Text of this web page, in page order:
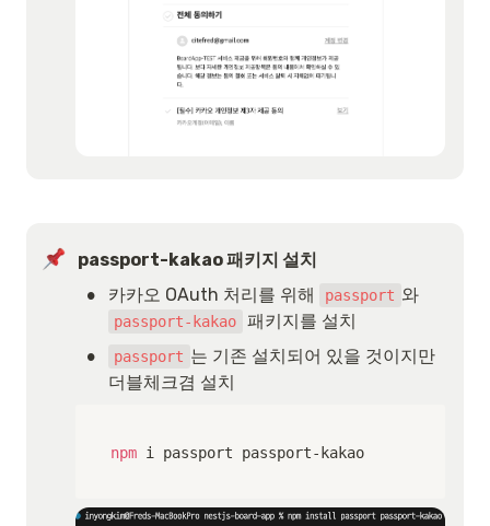
passport-kakao 패키지 설치
• 카카오 OAuth 처리를 위해 passport 와
passport-kakao 패키지를 설치
• passport 는 기존 설치되어 있을 것이지만
더블체크겸 설치
npm i passport passport-kakao